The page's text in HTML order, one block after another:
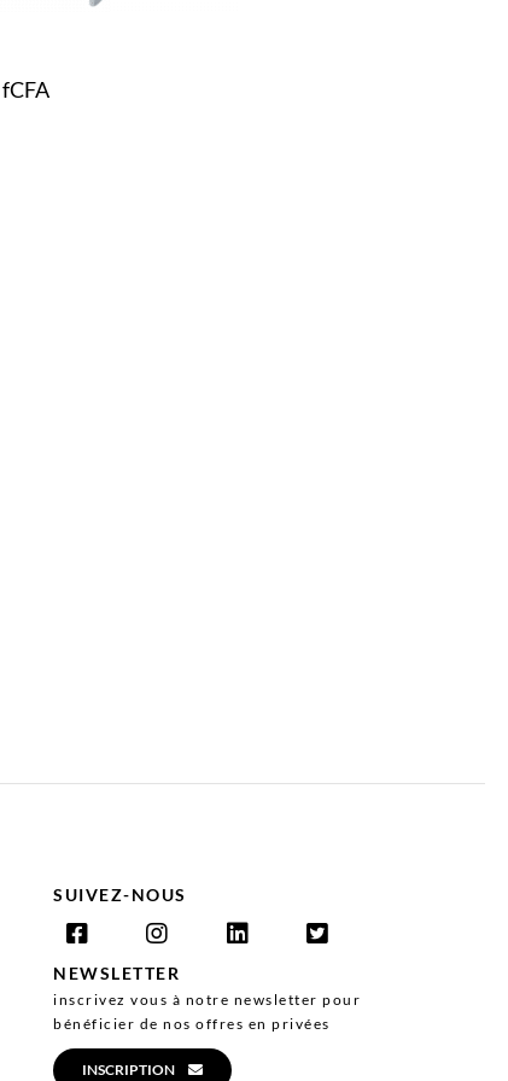
fCFA
SUIVEZ-NOUS
NEWSLETTER
inscrivez vous à notre newsletter pour
bénéficier de nos offres en privées
INSCRIPTION